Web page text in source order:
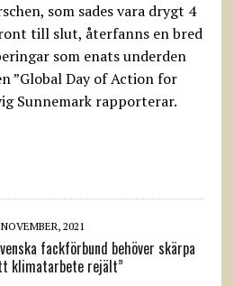
som sades vara drygt 4
till slut, återfanns en bred
som enats underden
”Global Day of Action for
Sunnemark rapporterar.
2021
fackförbund behöver skärpa
klimatarbete rejält”